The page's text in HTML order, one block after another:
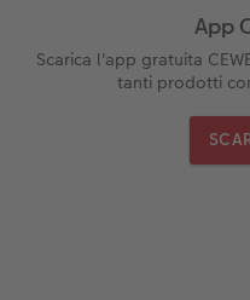
App
Scarica l'app gratuita
tanti prodotti